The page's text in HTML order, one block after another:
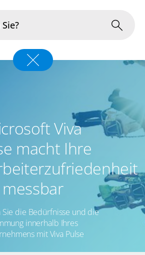
Viva
macht Ihre
messbar
Sie die Bedürfnisse und die
innerhalb Ihres
mit Viva Pulse